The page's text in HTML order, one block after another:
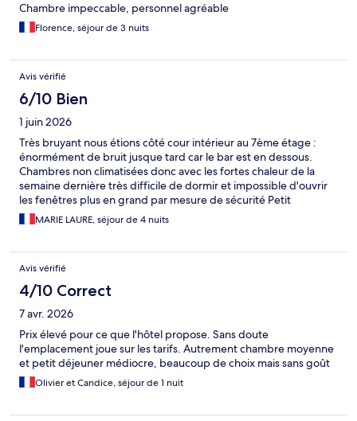
Chambre impeccable, personnel agréable
Florence, séjour de 3 nuits
Avis vérifié
6/10 Bien
1 juin 2026
Très bruyant nous étions côté cour intérieur au 7ème étage :
énormément de bruit jusque tard car le bar est en dessous.
Chambres non climatisées donc avec les fortes chaleur de la
semaine dernière très difficile de dormir et impossible d'ouvrir
les fenêtres plus en grand par mesure de sécurité Petit
déjeuner impeccable et varié
MARIE LAURE, séjour de 4 nuits
Avis vérifié
4/10 Correct
7 avr. 2026
Prix élevé pour ce que l'hôtel propose. Sans doute
l'emplacement joue sur les tarifs. Autrement chambre moyenne
et petit déjeuner médiocre, beaucoup de choix mais sans goût
Olivier et Candice, séjour de 1 nuit